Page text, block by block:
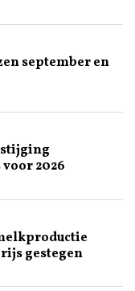
september en
2026
gestegen